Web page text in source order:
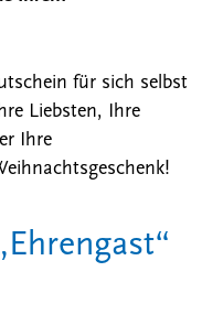
für sich selbst
Liebsten, Ihre
Ihre